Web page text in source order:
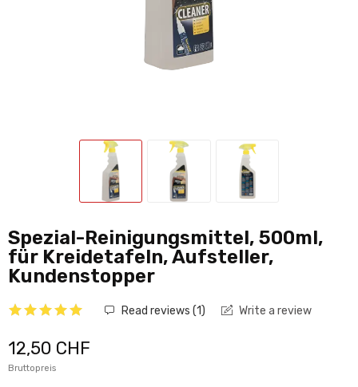
Spezial-Reinigungsmittel, 500ml,
für Kreidetafeln, Aufsteller,
Kundenstopper
Read reviews (1) Write a review
12,50 CHF
Bruttopreis